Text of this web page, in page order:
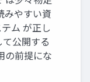
みやすい資
ム が正し
公開する
の前提にな